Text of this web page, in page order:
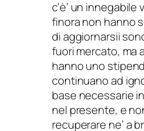
c’è’ un
finora non hanno
di aggiornarsii
fuori mercato, ma
hanno uno
continuano ad
base necessarie
nel presente, e
recuperare ne’ a